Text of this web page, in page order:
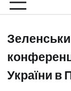
України в